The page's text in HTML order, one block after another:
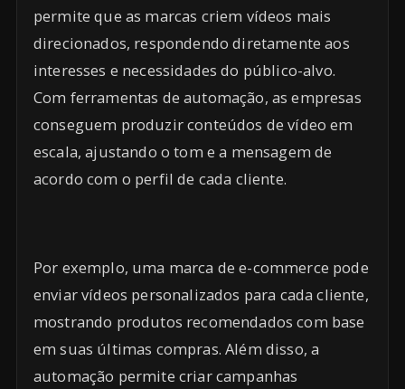
permite que as marcas criem vídeos mais
direcionados, respondendo diretamente aos
interesses e necessidades do público-alvo.
Com ferramentas de automação, as empresas
conseguem produzir conteúdos de vídeo em
escala, ajustando o tom e a mensagem de
acordo com o perfil de cada cliente.
Por exemplo, uma marca de e-commerce pode
enviar vídeos personalizados para cada cliente,
mostrando produtos recomendados com base
em suas últimas compras. Além disso, a
automação permite criar campanhas